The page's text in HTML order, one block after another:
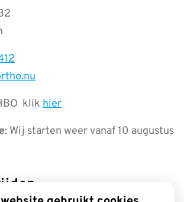
klik hier
: Wij starten weer vanaf 10 augustus